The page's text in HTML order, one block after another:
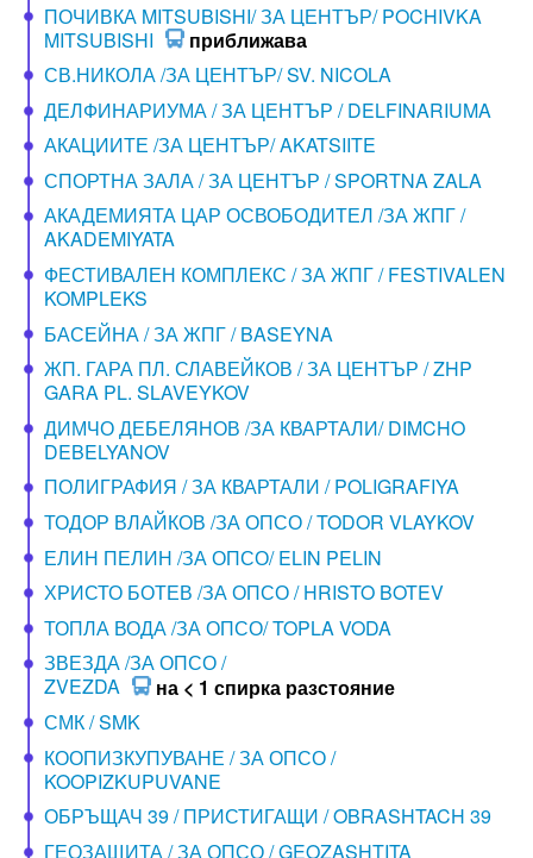
ПОЧИВКА MITSUBISHI/ ЗА ЦЕНТЪР/ POCHIVKA
MITSUBISHI
приближава
СВ.НИКОЛА /ЗА ЦЕНТЪР/ SV. NICOLA
ДЕЛФИНАРИУМА / ЗА ЦЕНТЪР / DELFINARIUMA
АКАЦИИТЕ /ЗА ЦЕНТЪР/ AKATSIITE
СПОРТНА ЗАЛА / ЗА ЦЕНТЪР / SPORTNA ZALA
АКАДЕМИЯТА ЦАР ОСВОБОДИТЕЛ /ЗА ЖПГ /
AKADEMIYATA
ФЕСТИВАЛЕН КОМПЛЕКС / ЗА ЖПГ / FESTIVALEN
KOMPLEKS
БАСЕЙНА / ЗА ЖПГ / BASEYNA
ЖП. ГАРА ПЛ. СЛАВЕЙКОВ / ЗА ЦЕНТЪР / ZHP
GARA PL. SLAVEYKOV
ДИМЧО ДЕБЕЛЯНОВ /ЗА КВАРТАЛИ/ DIMCHO
DEBELYANOV
ПОЛИГРАФИЯ / ЗА КВАРТАЛИ / POLIGRAFIYA
ТОДОР ВЛАЙКОВ /ЗА ОПСО / TODOR VLAYKOV
ЕЛИН ПЕЛИН /ЗА ОПСО/ ELIN PELIN
ХРИСТО БОТЕВ /ЗА ОПСО / HRISTO BOTEV
ТОПЛА ВОДА /ЗА ОПСО/ TOPLA VODA
ЗВЕЗДА /ЗА ОПСО /
ZVEZDA
на < 1 спирка разстояние
СМК / SMK
КООПИЗКУПУВАНЕ / ЗА ОПСО /
KOOPIZKUPUVANE
ОБРЪЩАЧ 39 / ПРИСТИГАЩИ / OBRASHTACH 39
ГЕОЗАЩИТА / ЗА ОПСО / GEOZASHTITA